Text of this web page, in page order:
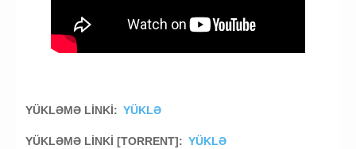
YÜKLƏMƏ LİNKİ: YÜKLƏ
YÜKLƏMƏ LİNKİ [TORRENT]: YÜKLƏ